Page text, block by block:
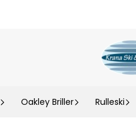
Oakley Briller Rulleski